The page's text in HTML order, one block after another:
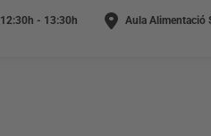
12:30h - 13:30h Aula Alimentació